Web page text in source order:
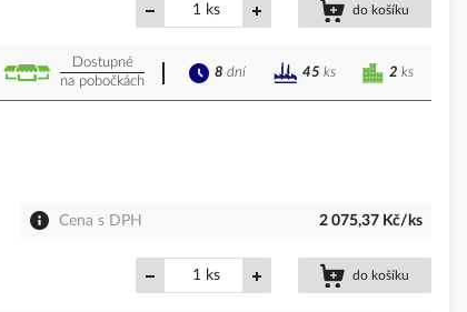
ks do košíku
Dostupné
na pobočkách
2 ks
8 dní 45 ks
Cena s DPH 2 075,37 Kč/ks
ks do košíku